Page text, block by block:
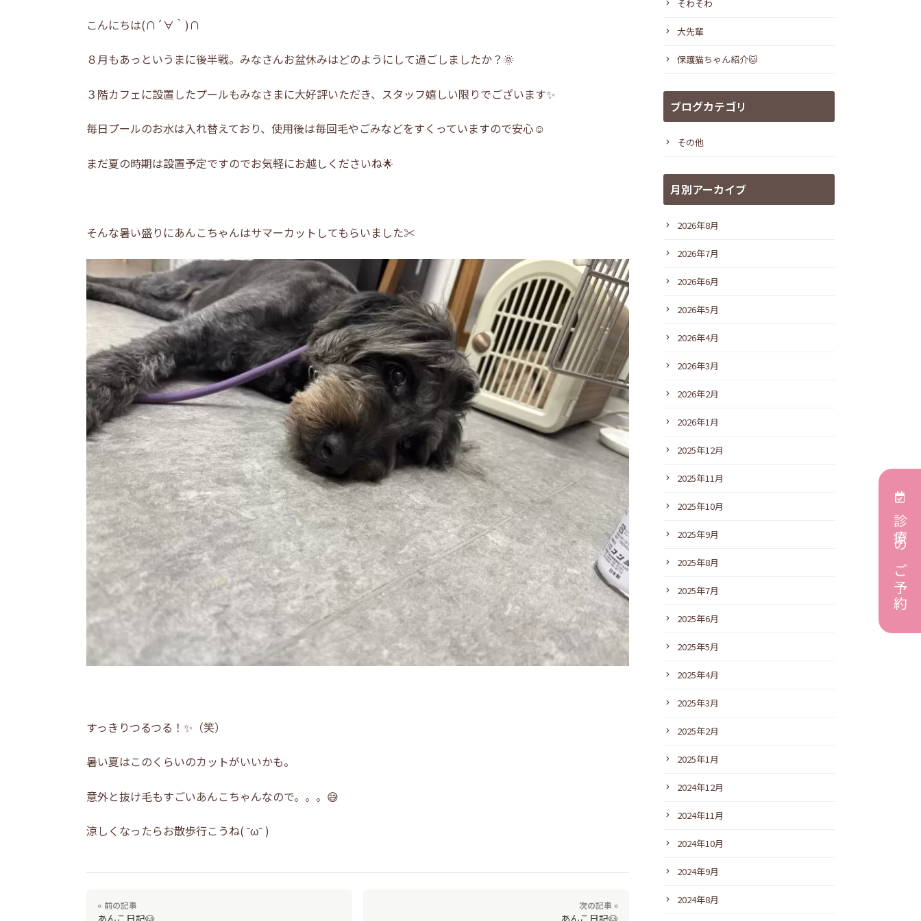
こんにちは(∩´∀｀)∩
８月もあっというまに後半戦。みなさんお盆休みはどのようにして過ごしましたか？🌞
３階カフェに設置したプールもみなさまに大好評いただき、スタッフ嬉しい限りでございます✨
毎日プールのお水は入れ替えており、使用後は毎回毛やごみなどをすくっていますので安心☺
まだ夏の時期は設置予定ですのでお気軽にお越しくださいね🌟
そんな暑い盛りにあんこちゃんはサマーカットしてもらいました✂
すっきりつるつる！✨（笑）
暑い夏はこのくらいのカットがいいかも。
意外と抜け毛もすごいあんこちゃんなので。。。😅
涼しくなったらお散歩行こうね( ˘ω˘ )
« 前の記事 次の記事 »
そわそわ
大先輩
保護猫ちゃん紹介🐱
ブログカテゴリ
その他
月別アーカイブ
2026年8月
2026年7月
2026年6月
2026年5月
2026年4月
2026年3月
2026年2月
2026年1月
2025年12月
2025年11月
2025年10月
2025年9月
2025年8月
2025年7月
2025年6月
2025年5月
2025年4月
2025年3月
2025年2月
2025年1月
2024年12月
2024年11月
2024年10月
2024年9月
2024年8月
診療のご予約